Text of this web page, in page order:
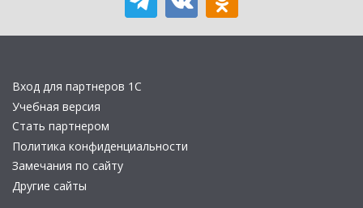
Вход для партнеров 1С
Учебная версия
Стать партнером
Политика конфиденциальности
Замечания по сайту
Другие сайты